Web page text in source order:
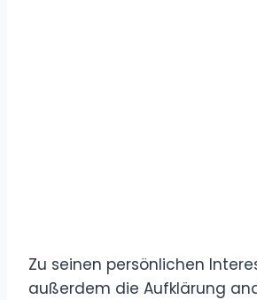
Zu seinen persönlichen
außerdem die Aufklärung